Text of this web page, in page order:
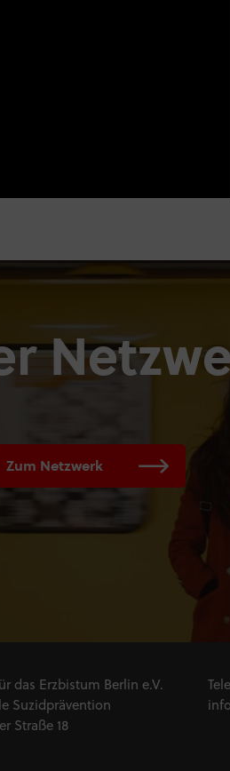
Zum Netzwerk
das Erzbistum Berlin e.V.
Suzidprävention
Straße 18